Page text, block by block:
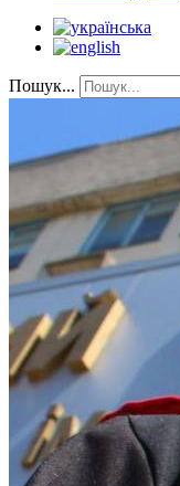
Пошук...